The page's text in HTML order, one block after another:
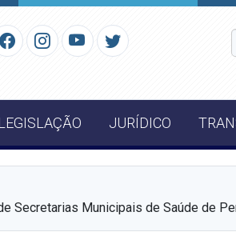
LEGISLAÇÃO JURÍDICO
Secretarias Municipais de Saúde de